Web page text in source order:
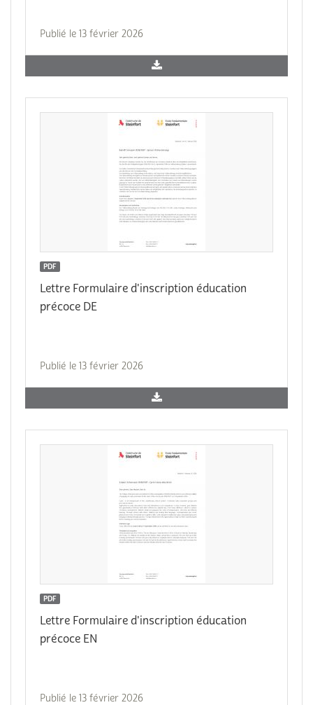
Publié le 13 février 2026
PDF
Lettre Formulaire d'inscription éducation
précoce DE
Publié le 13 février 2026
PDF
Lettre Formulaire d'inscription éducation
précoce EN
Publié le 13 février 2026